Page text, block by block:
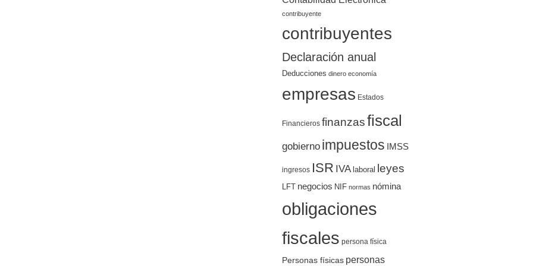
contribuyente
contribuyentes
Declaración anual
Deducciones dinero economía
empresas Estados
Financieros finanzasfiscal
gobierno impuestos IMSS
ingresos ISR IVA laboral leyes
LFT negocios NIF normas nómina
obligaciones
fiscales persona física
Personas físicas personas